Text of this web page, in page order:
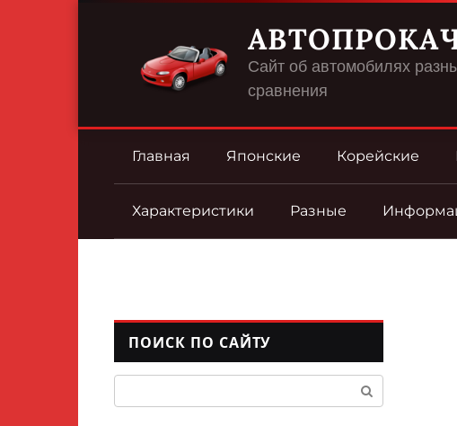
Сайт об автомобилях
сравнения
Главная Японские Корейские
Характеристики Разные
ПОИСК ПО САЙТУ